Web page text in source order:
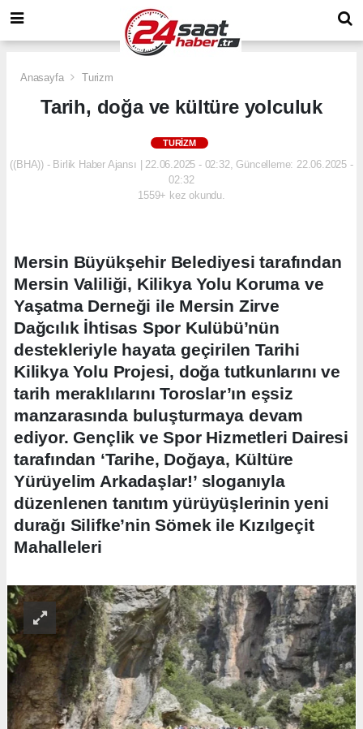
Anasayfa Turizm
Tarih, doğa ve kültüre yolculuk
TURIZM
((BHA)) - Birlik Haber Ajansı | 22.06.2025 - 02:32, Güncelleme: 22.06.2025 -
02:32
1559+ kez okundu.
Mersin Büyükşehir Belediyesi tarafından
Mersin Valiliği, Kilikya Yolu Koruma ve
Yaşatma Derneği ile Mersin Zirve
Dağcılık İhtisas Spor Kulübü’nün
destekleriyle hayata geçirilen Tarihi
Kilikya Yolu Projesi, doğa tutkunlarını ve
tarih meraklılarını Toroslar’ın eşsiz
manzarasında buluşturmaya devam
ediyor. Gençlik ve Spor Hizmetleri Dairesi
tarafından ‘Tarihe, Doğaya, Kültüre
Yürüyelim Arkadaşlar!’ sloganıyla
düzenlenen tanıtım yürüyüşlerinin yeni
durağı Silifke’nin Sömek ile Kızılgeçit
Mahalleleri